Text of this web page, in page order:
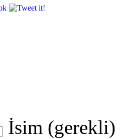
İsim (gerekli)